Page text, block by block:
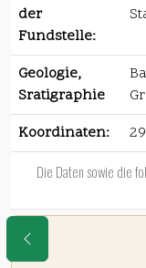
der
Fundstelle:
Geologie,
Sratigraphie
Koordinaten:
Die Daten sowie die